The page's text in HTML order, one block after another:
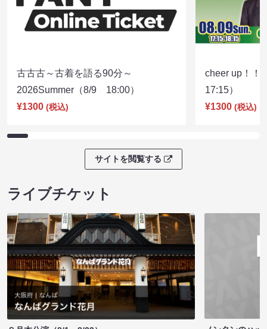
古古古～古着を語る90分～
2026Summer（8/9 18:00）
¥1300 (税込)
cheer up！
17:15）
¥1300 (税込)
サイトを閲覧する
ライブチケット